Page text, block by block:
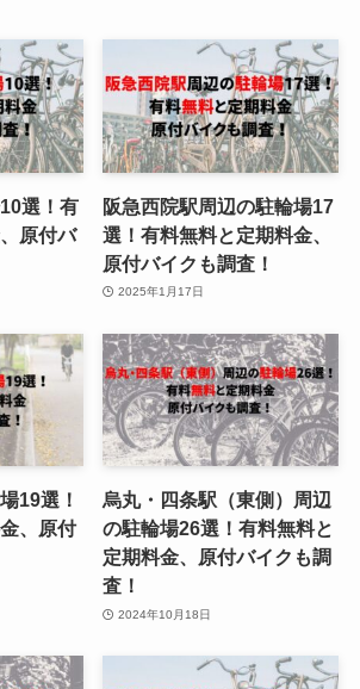
選！有
原付バ
阪急西院駅周辺の駐輪場17
選！有料無料と定期料金、
原付バイクも調査！
2025年1月17日
19選！
、原付
烏丸・四条駅（東側）周辺
の駐輪場26選！有料無料と
定期料金、原付バイクも調
査！
2024年10月18日